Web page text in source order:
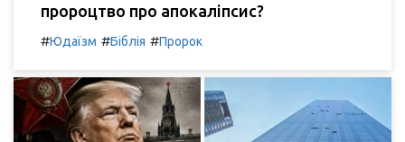
пророцтво про апокаліпсис?
#Юдаїзм #Біблія #Пророк